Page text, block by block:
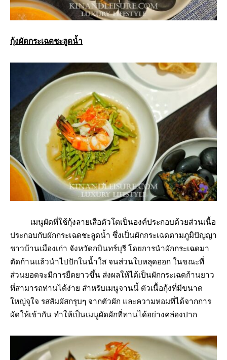
กุ้งผัดกระเฉดชะลูดน้ำ
เมนูผัดที่ใช้กุ้งลายเสือตัวโตเป็นองค์ประกอบด้วยส่วนเนื้อ
ประกอบกับผักกระเฉดชะลูดน้ำ ซึ่งเป็นผักกระเฉดตามภูมิปัญญา
ชาวบ้านเมืองเก่า จังหวัดกบินทร์บุรี โดยการนำผักกระเฉดมา
ตัดก้านแล้วนำไปปักในน้ำใส จนส่วนใบหลุดออก ในขณะที่
ส่วนยอดจะมีการยืดยาวขึ้น ส่งผลให้ได้เป็นผักกระเฉดก้านยาว
ที่สามารถท่านได้ง่าย สำหรับเมนูจานนี้ ตัวเนื้อกุ้งที่มีขนาด
ใหญ่จุใจ รสสัมผัสกรุบๆ จากตัวผัก และความหอมที่ได้จากการ
ผัดให้เข้ากัน ทำให้เป็นเมนูผัดผักที่ทานได้อย่างคล่องปาก